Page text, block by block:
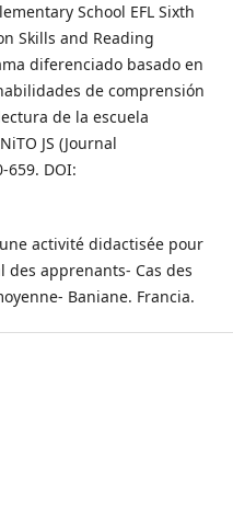
School EFL Sixth
Skills and Reading
diferenciado basado en
de comprensión
de la escuela
JS (Journal
659. DOI:
activité didactisée pour
des apprenants- Cas des
Baniane. Francia.